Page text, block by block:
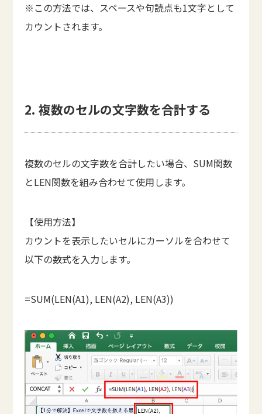
※この方法では、スペースや句読点も1文字として
カウントされます。
2. 複数のセルの文字数を合計する
複数のセルの文字数を合計したい場合、SUM関数
とLEN関数を組み合わせて使用します。
【使用方法】
カウントを表示したいセルにカーソルを合わせて
以下の数式を入力します。
=SUM(LEN(A1), LEN(A2), LEN(A3))